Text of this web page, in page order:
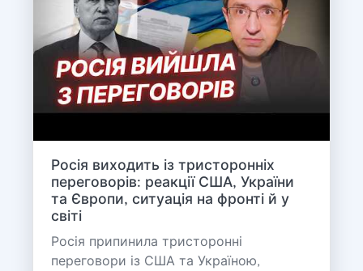
Росія виходить із тристоронніх
переговорів: реакції США, України
та Європи, ситуація на фронті й у
світі
Росія припинила тристоронні
переговори із США та Україною,